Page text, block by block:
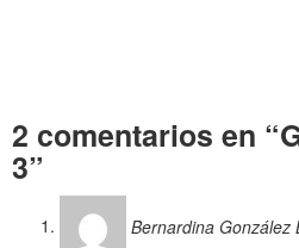
2 comentarios en
3”
Bernardina González